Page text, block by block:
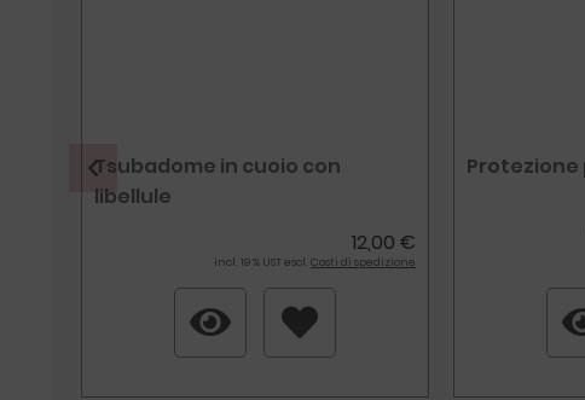
Tsubadome in cuoio con
libellule
12,00 €
incl. 19 % UST escl. Costi di spedizione